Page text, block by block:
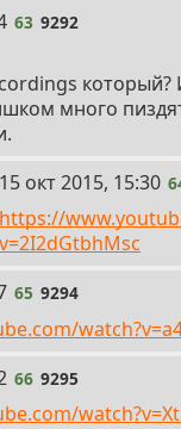
63 9292
много
64
15 окт 2015, 15:30
https://
v=2I2dGtbhMsc
65 9294
66 9295